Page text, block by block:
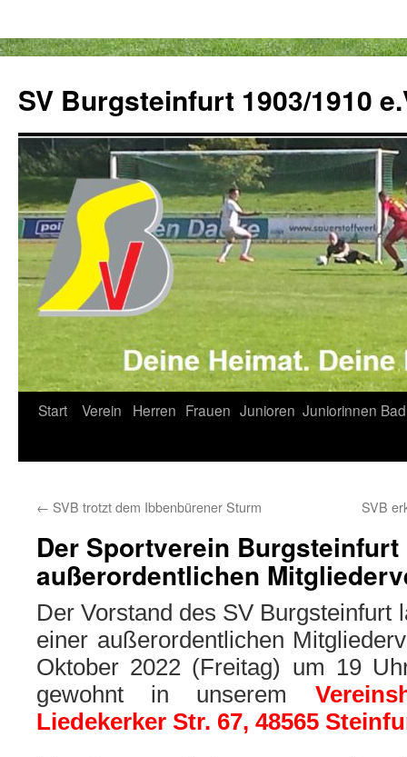
springen
SV Burgsteinfurt 1903/1910
Start Verein Herren Frauen Junioren Juniorinnen
← SVB trotzt dem Ibbenbürener Sturm SVB
Der Sportverein
außerordentlichen
Der Vorstand des SV Burgsteinfurt
einer außerordentlichen
Oktober 2022 (Freitag) um 19
gewohnt in unserem
Liedekerker Str. 67, 48565